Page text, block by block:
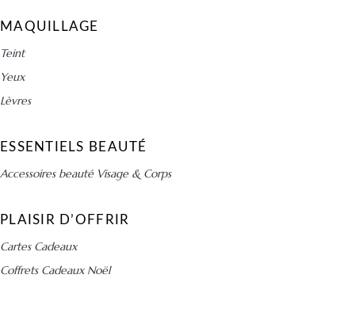
MAQUILLAGE
Teint
Yeux
Lèvres
ESSENTIELS BEAUTÉ
Accessoires beauté Visage & Corps
PLAISIR D’OFFRIR
Cartes Cadeaux
Coffrets Cadeaux Noël